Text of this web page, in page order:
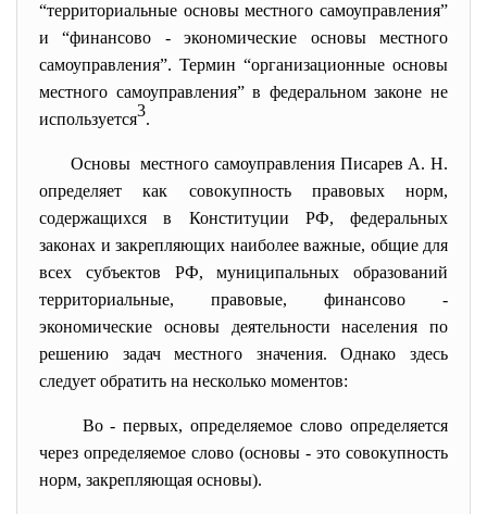
“территориальные основы местного самоуправления”
и “финансово - экономические основы местного
самоуправления”. Термин “организационные основы
местного самоуправления” в федеральном законе не
используется3.
Основы местного самоуправления Писарев А. Н.
определяет как совокупность правовых норм,
содержащихся в Конституции РФ, федеральных
законах и закрепляющих наиболее важные, общие для
всех субъектов РФ, муниципальных образований
территориальные, правовые, финансово -
экономические основы деятельности населения по
решению задач местного значения. Однако здесь
следует обратить на несколько моментов:
Во - первых, определяемое слово определяется
через определяемое слово (основы - это совокупность
норм, закрепляющая основы).